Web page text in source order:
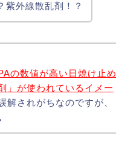
紫外線散乱剤！？
の数値が高い日焼け止め
」が使われているイメー
解されがちなのですが、